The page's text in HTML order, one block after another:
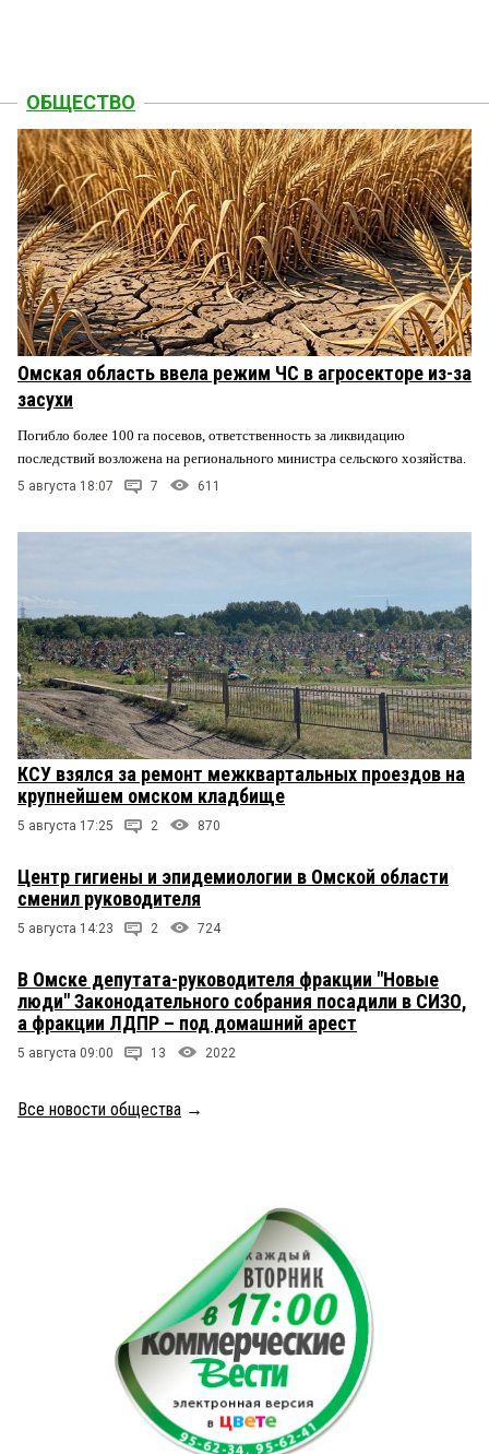
ОБЩЕСТВО
Омская область ввела режим ЧС в агросекторе из-за
засухи
Погибло более 100 га посевов, ответственность за ликвидацию
последствий возложена на регионального министра сельского хозяйства.
5 августа 18:07 7 611
КСУ взялся за ремонт межквартальных проездов на
крупнейшем омском кладбище
5 августа 17:25 2 870
Центр гигиены и эпидемиологии в Омской области
сменил руководителя
5 августа 14:23 2 724
В Омске депутата-руководителя фракции "Новые
люди" Законодательного собрания посадили в СИЗО,
а фракции ЛДПР – под домашний арест
5 августа 09:00 13 2022
Все новости общества →